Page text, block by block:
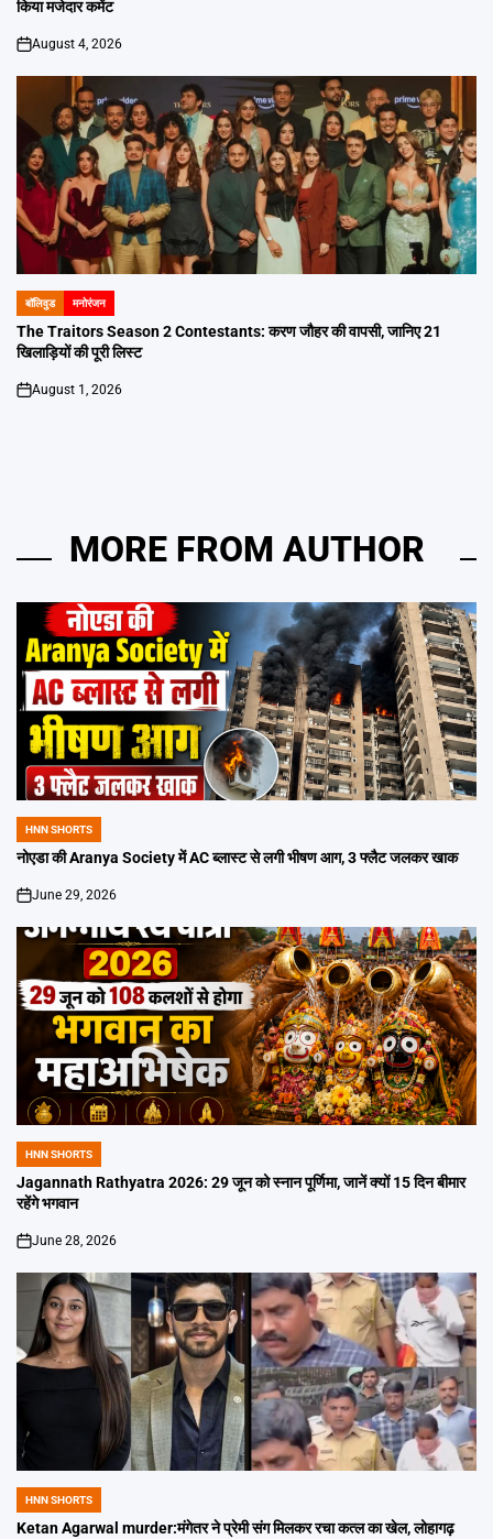
किया मजेदार कमेंट
on
August 4, 2026
POSTED
IN
बॉलिवुड मनोरंजन
The Traitors Season 2 Contestants: करण जौहर की वापसी, जानिए 21
खिलाड़ियों की पूरी लिस्ट
on
August 1, 2026
MORE FROM AUTHOR
POSTED
IN
HNN SHORTS
नोएडा की Aranya Society में AC ब्लास्ट से लगी भीषण आग, 3 फ्लैट जलकर खाक
on
June 29, 2026
POSTED
IN
HNN SHORTS
Jagannath Rathyatra 2026: 29 जून को स्नान पूर्णिमा, जानें क्यों 15 दिन बीमार
रहेंगे भगवान
on
June 28, 2026
POSTED
IN
HNN SHORTS
Ketan Agarwal murder:मंगेतर ने प्रेमी संग मिलकर रचा कत्ल का खेल, लोहागढ़